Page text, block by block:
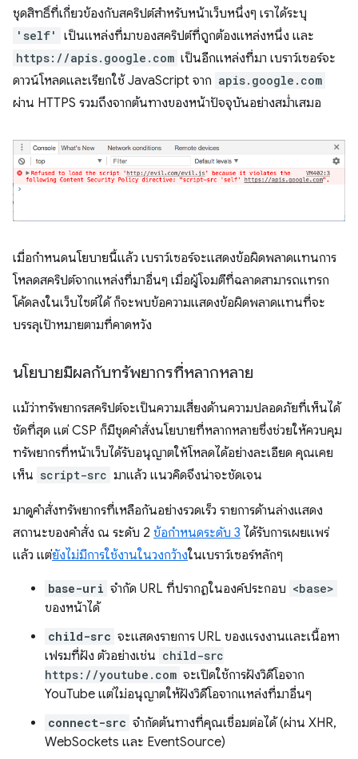
ชุดสิทธิ์ที่เกี่ยวข้องกับสคริปต์สําหรับหน้าเว็บหนึ่งๆ เราได้ระบุ
'self' เป็นแหล่งที่มาของสคริปต์ที่ถูกต้องแหล่งหนึ่ง และ
https://apis.google.com เป็นอีกแหล่งที่มา เบราว์เซอร์จะ
ดาวน์โหลดและเรียกใช้ JavaScript จาก apis.google.com
ผ่าน HTTPS รวมถึงจากต้นทางของหน้าปัจจุบันอย่างสม่ำเสมอ
เมื่อกำหนดนโยบายนี้แล้ว เบราว์เซอร์จะแสดงข้อผิดพลาดแทนการ
โหลดสคริปต์จากแหล่งที่มาอื่นๆ เมื่อผู้โจมตีที่ฉลาดสามารถแทรก
โค้ดลงในเว็บไซต์ได้ ก็จะพบข้อความแสดงข้อผิดพลาดแทนที่จะ
บรรลุเป้าหมายตามที่คาดหวัง
นโยบายมีผลกับทรัพยากรที่หลากหลาย
แม้ว่าทรัพยากรสคริปต์จะเป็นความเสี่ยงด้านความปลอดภัยที่เห็นได้
ชัดที่สุด แต่ CSP ก็มีชุดคำสั่งนโยบายที่หลากหลายซึ่งช่วยให้ควบคุม
ทรัพยากรที่หน้าเว็บได้รับอนุญาตให้โหลดได้อย่างละเอียด คุณเคย
เห็น script-src มาแล้ว แนวคิดจึงน่าจะชัดเจน
มาดูคำสั่งทรัพยากรที่เหลือกันอย่างรวดเร็ว รายการด้านล่างแสดง
สถานะของคําสั่ง ณ ระดับ 2 ข้อกําหนดระดับ 3 ได้รับการเผยแพร่
แล้ว แต่ยังไม่มีการใช้งานในวงกว้างในเบราว์เซอร์หลักๆ
base-uri จำกัด URL ที่ปรากฏในองค์ประกอบ <base>
ของหน้าได้
child-src จะแสดงรายการ URL ของแรงงานและเนื้อหา
เฟรมที่ฝัง ตัวอย่างเช่น child-src
https://youtube.com จะเปิดใช้การฝังวิดีโอจาก
YouTube แต่ไม่อนุญาตให้ฝังวิดีโอจากแหล่งที่มาอื่นๆ
connect-src จำกัดต้นทางที่คุณเชื่อมต่อได้ (ผ่าน XHR,
WebSockets และ EventSource)